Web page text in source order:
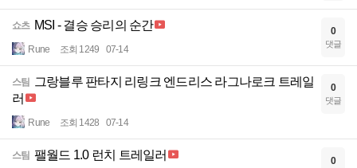
쇼츠 MSI - 결승 승리의 순간
Rune 조회 1249 07-14
0
댓글
스팀
그랑블루 판타지 리링크 엔드리스 라그나로크 트레일
러
Rune 조회 1428 07-14
0
댓글
스팀 팰월드 1.0 런치 트레일러 0